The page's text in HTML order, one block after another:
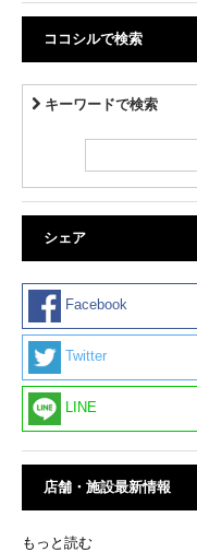
ココシルで検索
キーワードで検索
シェア
Facebook
Twitter
LINE
店舗・施設最新情報
もっと読む